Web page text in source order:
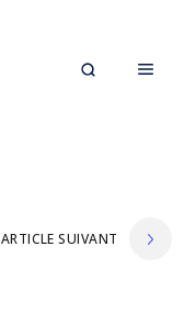
ARTICLE SUIVANT